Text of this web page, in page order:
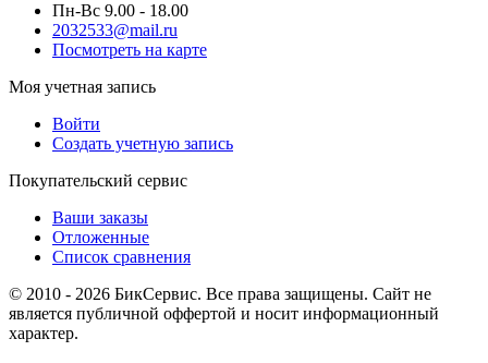
Пн-Вс 9.00 - 18.00
2032533@mail.ru
Посмотреть на карте
Моя учетная запись
Войти
Создать учетную запись
Покупательский сервис
Ваши заказы
Отложенные
Список сравнения
© 2010 - 2026 БикСервис. Все права защищены. Сайт не
является публичной оффертой и носит информационный
характер.